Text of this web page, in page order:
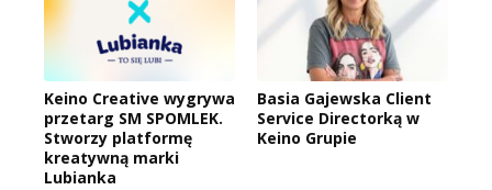
Keino Creative wygrywa
przetarg SM SPOMLEK.
Stworzy platformę
kreatywną marki
Lubianka
Basia Gajewska Client
Service Directorką w
Keino Grupie